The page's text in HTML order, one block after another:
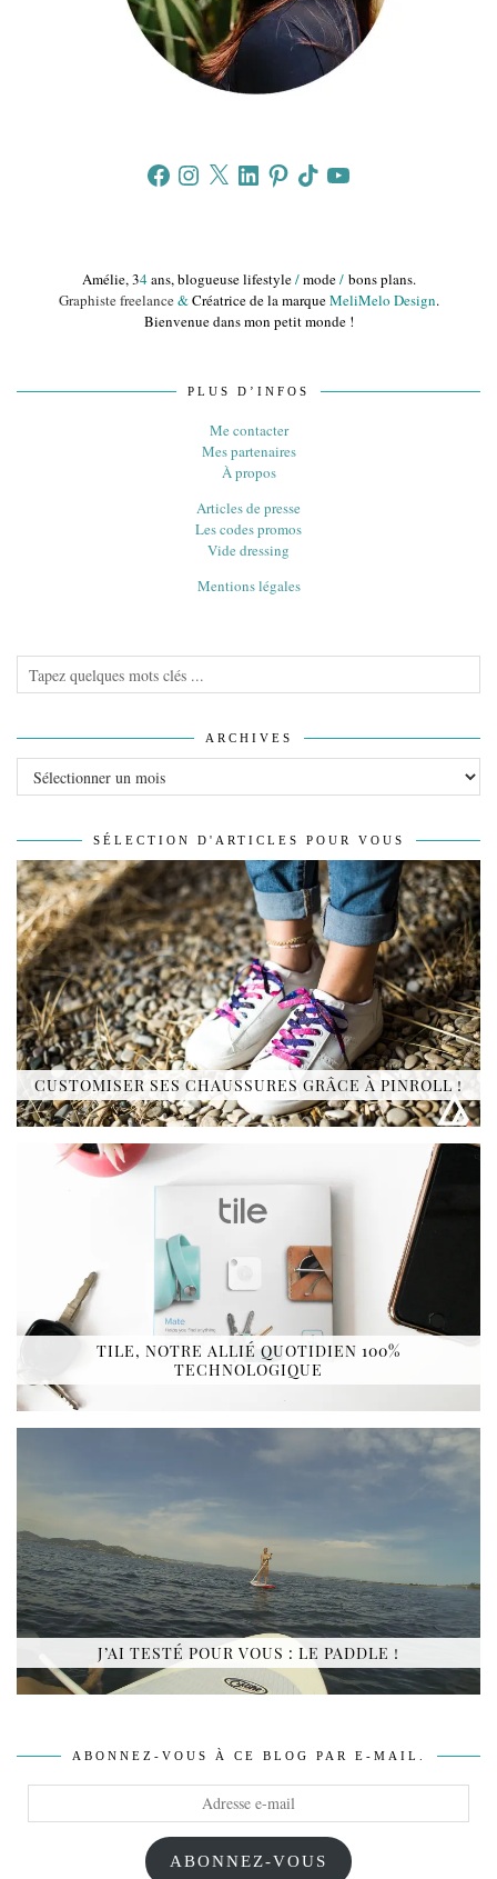
FacebookInstagram
X LinkedInPinterestTikTokYouTube
Amélie, 34ans, blogueuse lifestyle/mode/bons plans.
Graphiste freelance&Créatrice de la marqueMeliMelo Design.
Bienvenue dans mon petit monde !
PLUS D’INFOS
Me contacter
Mes partenaires
À propos
Articles de presse
Les codes promos
Vide dressing
Mentions légales
ARCHIVES
SÉLECTION D'ARTICLES POUR VOUS
CUSTOMISER SES CHAUSSURES GRÂCE À PINROLL !
TILE, NOTRE ALLIÉ QUOTIDIEN 100%
TECHNOLOGIQUE
J’AI TESTÉ POUR VOUS : LE PADDLE !
ABONNEZ-VOUS À CE BLOG PAR E-MAIL.
ABONNEZ-VOUS